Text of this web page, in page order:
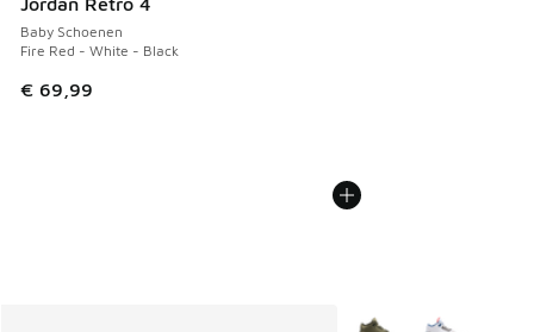
Baby Schoenen
Fire Red - White - Black
€ 69,99
Meer kleuren